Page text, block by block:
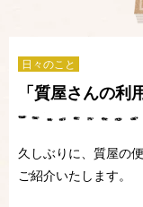
日々のこと
「質屋さんの利
久しぶりに、質屋の
ご紹介いたします。